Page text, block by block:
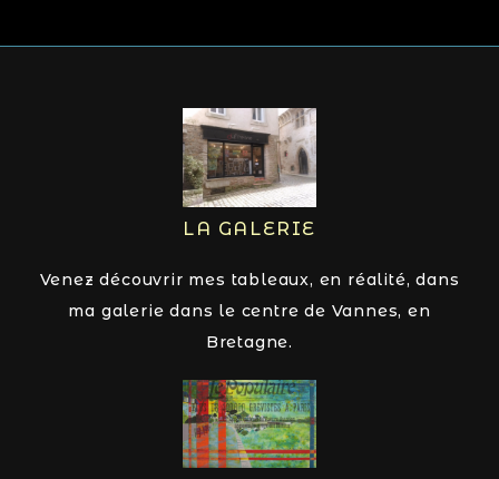
LA GALERIE
Venez découvrir mes tableaux, en réalité, dans
ma galerie dans le centre de Vannes, en
Bretagne.